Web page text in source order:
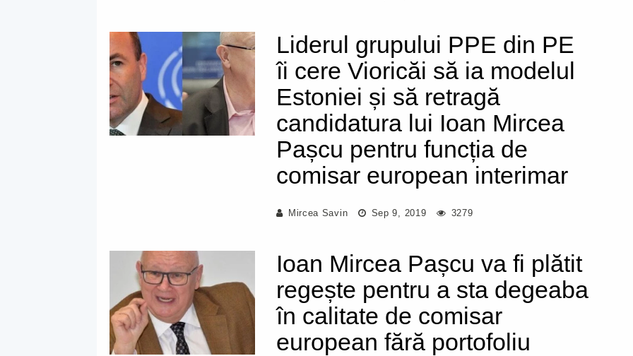
Liderul grupului PPE din PE
îi cere Vioricăi să ia modelul
Estoniei și să retragă
candidatura lui Ioan Mircea
Pașcu pentru funcția de
comisar european interimar
Mircea Savin Sep 9, 2019 3279
Ioan Mircea Pașcu va fi plătit
regește pentru a sta degeaba
în calitate de comisar
european fără portofoliu